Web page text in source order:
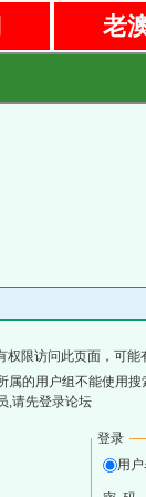
老
权限访问此页面，可能
属的用户组不能使用搜
,请先登录论坛
登录
用